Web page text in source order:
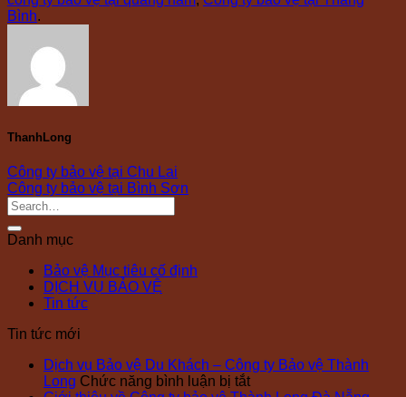
Bình.
ThanhLong
Công ty bảo vệ tại Chu Lai
Công ty bảo vệ tại Bình Sơn
Danh mục
Bảo vệ Mục tiêu cố định
DỊCH VỤ BẢO VỆ
Tin tức
Tin tức mới
Dịch vụ Bảo vệ Du Khách – Công ty Bảo vệ Thành
Long Chức năng bình luận bị tắtở